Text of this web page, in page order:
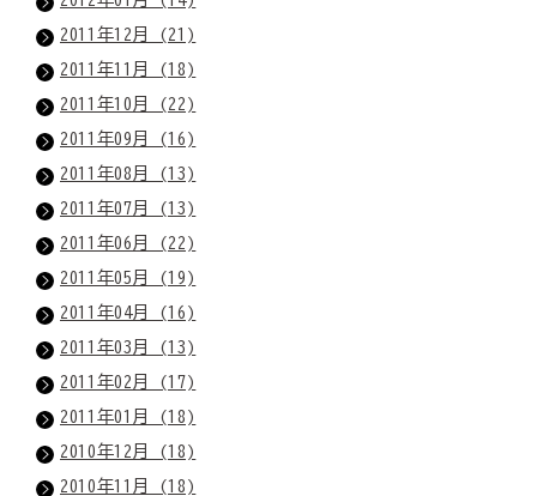
2011年12月 (21)
2011年11月 (18)
2011年10月 (22)
2011年09月 (16)
2011年08月 (13)
2011年07月 (13)
2011年06月 (22)
2011年05月 (19)
2011年04月 (16)
2011年03月 (13)
2011年02月 (17)
2011年01月 (18)
2010年12月 (18)
2010年11月 (18)